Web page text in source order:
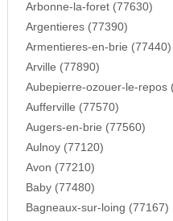
Arbonne-la-foret (77630)
Argentieres (77390)
Armentieres-en-brie (77440)
Arville (77890)
Aubepierre-ozouer-le-repos
Aufferville (77570)
Augers-en-brie (77560)
Aulnoy (77120)
Avon (77210)
Baby (77480)
Bagneaux-sur-loing (77167)